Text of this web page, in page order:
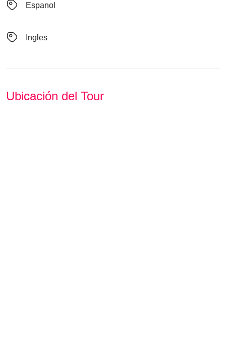
Espanol
Ingles
Ubicación del Tour